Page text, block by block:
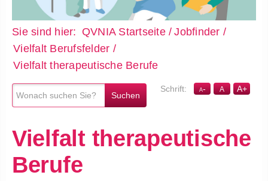
QVNIA Startseite
Jobfinder
Vielfalt Berufsfelder
Vielfalt therapeutische Berufe
A+
A
A-
Vielfalt therapeutische
Berufe